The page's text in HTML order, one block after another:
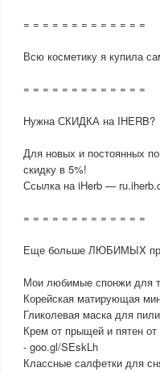
= = = = = = = = = = = = =
Всю косметику я купила
= = = = = = = = = = = = =
Нужна СКИДКА на IHERB?
Для новых и постоянных
скидку в 5%!
Ссылка на iHerb —
= = = = = = = = = = = = =
Еще больше ЛЮБИМЫX
Мои любимые спонжи для
Корейская матирующая
Гликолевая маска для
Крем от прыщей и пятен от
- goo.gl/SEskLh
Классные салфетки для